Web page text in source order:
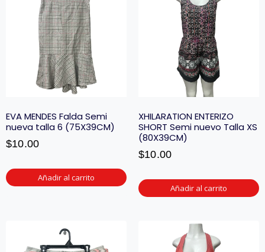
EVA MENDES Falda Semi
nueva talla 6 (75X39CM)
$10.00
Añadir al carrito
XHILARATION ENTERIZO
SHORT Semi nuevo Talla XS
(80X39CM)
$10.00
Añadir al carrito